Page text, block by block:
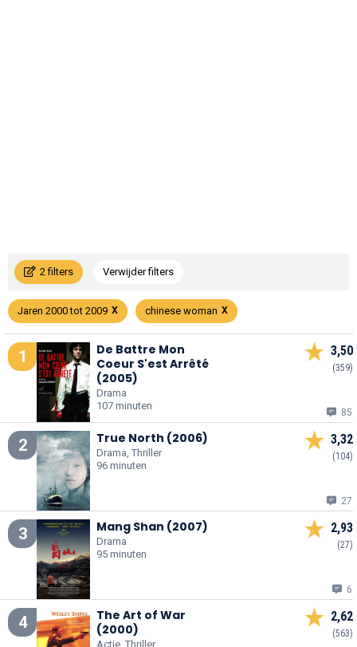
2 filters Verwijder filters
Jaren 2000 tot 2009 chinese woman
1
De Battre Mon
Coeur S'est Arrêté
(2005)
Drama
107 minuten
3,50
(359)
85
2 True North (2006)
Drama, Thriller
96 minuten
3,32
(104)
27
3 Mang Shan (2007)
Drama
95 minuten
2,93
(27)
6
4
The Art of War
(2000)
Actie, Thriller
2,62
(563)